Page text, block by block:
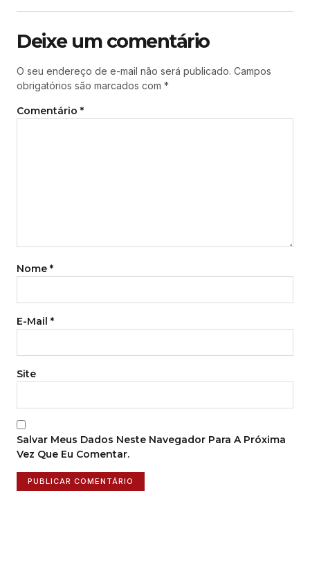
Deixe um comentário
O seu endereço de e-mail não será publicado. Campos
obrigatórios são marcados com *
Comentário *
Nome *
E-Mail *
Site
Salvar Meus Dados Neste Navegador Para A Próxima
Vez Que Eu Comentar.